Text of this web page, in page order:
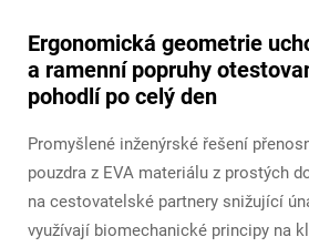
Ergonomická geometrie
a ramenní popruhy
pohodlí po celý den
Promyšlené inženýrské řešení
pouzdra z EVA materiálu z prostých
na cestovatelské partnery snižující
využívají biomechanické principy na